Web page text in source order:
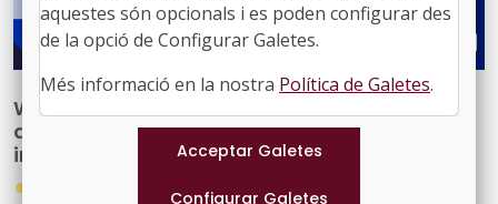
Webinar: Sinergies entre espais
d'experimentació i compra pública
innovadora
●
aquestes són opcionals i es poden configurar des
de la opció de Configurar Galetes.
Més informació en la nostra Política de Galetes.